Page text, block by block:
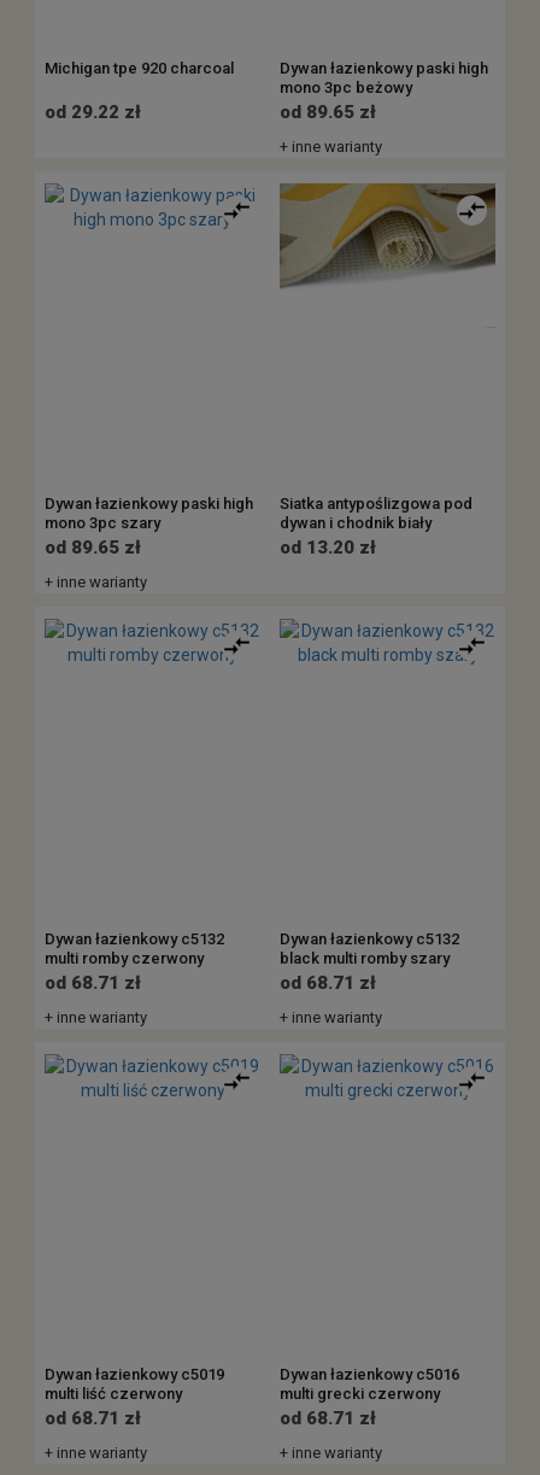
Michigan tpe 920 charcoal
od 29.22 zł
Dywan łazienkowy paski high
mono 3pc beżowy
od 89.65 zł
+ inne warianty
Dywan łazienkowy paski high
mono 3pc szary
od 89.65 zł
+ inne warianty
Siatka antypoślizgowa pod
dywan i chodnik biały
od 13.20 zł
Dywan łazienkowy c5132
multi romby czerwony
od 68.71 zł
+ inne warianty
Dywan łazienkowy c5132
black multi romby szary
od 68.71 zł
+ inne warianty
Dywan łazienkowy c5019
multi liść czerwony
od 68.71 zł
+ inne warianty
Dywan łazienkowy c5016
multi grecki czerwony
od 68.71 zł
+ inne warianty